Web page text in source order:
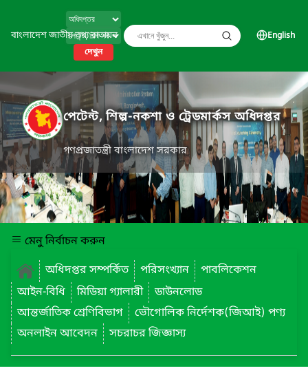
বাংলাদেশ জাতীয় তথ্য বাতায়ন
দেখুন
English
পেটেন্ট, শিল্প-নকশা ও ট্রেডমার্কস অধিদপ্তর
গণপ্রজাতন্ত্রী বাংলাদেশ সরকার
মেনু নির্বাচন করুন
অধিদপ্তর সম্পর্কিত
পরিসংখ্যান
পাবলিকেশন
আইন-বিধি
মিডিয়া গ্যালারী
ডাউনলোড
আন্তর্জাতিক শ্রেণিবিভাগ
ভৌগোলিক নির্দেশক(জিআই) পণ্য
অনলাইন আবেদন
সচরাচর জিজ্ঞাস্য